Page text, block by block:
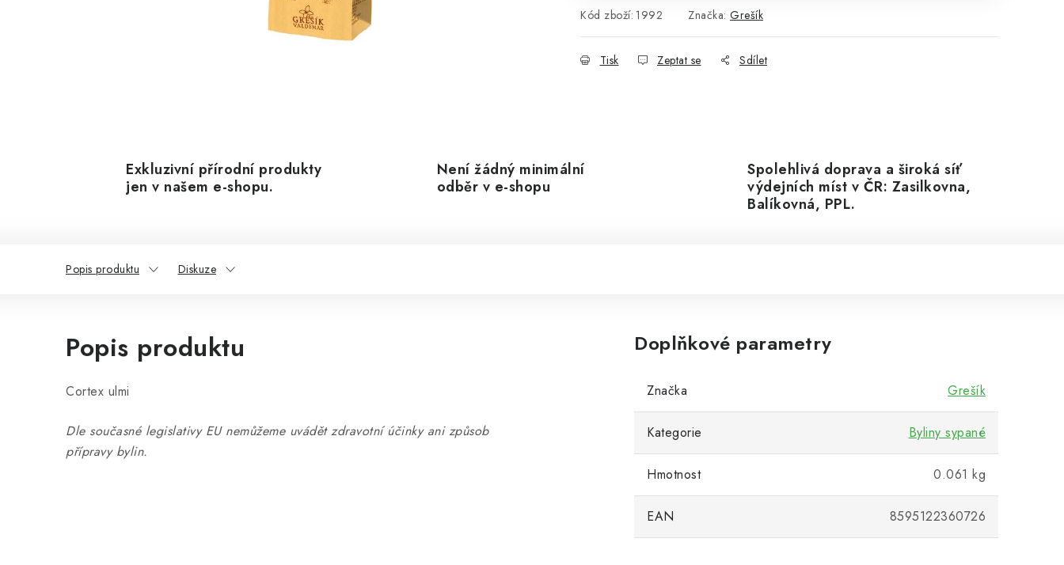
Kód zboží: 1992 Značka: Grešík
Tisk Zeptat se Sdílet
Exkluzivní přírodní produkty
jen v našem e-shopu.
Není žádný minimální
odběr v e-shopu
Spolehlivá doprava a široká síť
výdejních míst v ČR: Zasilkovna,
Balíkovná, PPL.
Popis produktu Diskuze
Popis produktu
Cortex ulmi
Dle současné legislativy EU nemůžeme uvádět zdravotní účinky ani způsob
přípravy bylin.
Doplňkové parametry
Značka Grešík
Kategorie Byliny sypané
Hmotnost 0.061 kg
EAN 8595122360726